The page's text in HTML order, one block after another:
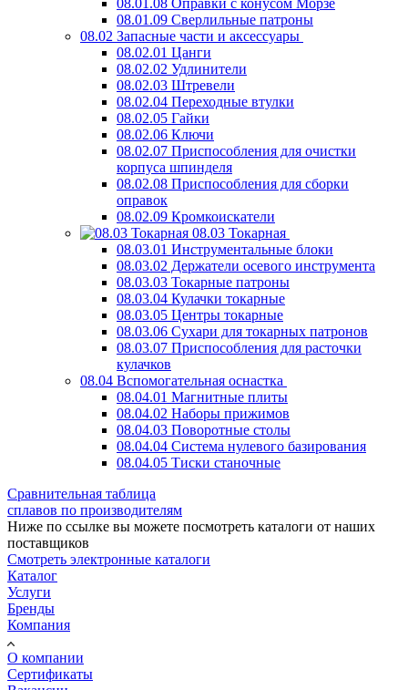
08.01.09 Сверлильные патроны
08.02 Запасные части и аксессуары
08.02.01 Цанги
08.02.02 Удлинители
08.02.03 Штревели
08.02.04 Переходные втулки
08.02.05 Гайки
08.02.06 Ключи
08.02.07 Приспособления для очистки
корпуса шпинделя
08.02.08 Приспособления для сборки
оправок
08.02.09 Кромкоискатели
08.03 Токарная
08.03.01 Инструментальные блоки
08.03.02 Держатели осевого инструмента
08.03.03 Токарные патроны
08.03.04 Кулачки токарные
08.03.05 Центры токарные
08.03.06 Сухари для токарных патронов
08.03.07 Приспособления для расточки
кулачков
08.04 Вспомогательная оснастка
08.04.01 Магнитные плиты
08.04.02 Наборы прижимов
08.04.03 Поворотные столы
08.04.04 Система нулевого базирования
08.04.05 Тиски станочные
Сравнительная таблица
сплавов по производителям
Ниже по ссылке вы можете посмотреть каталоги от наших
поставщиков
Смотреть электронные каталоги
Каталог
Услуги
Бренды
Компания
О компании
Сертификаты